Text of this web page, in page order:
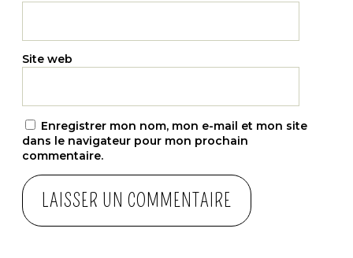
Site web
Enregistrer mon nom, mon e-mail et mon site
dans le navigateur pour mon prochain
commentaire.